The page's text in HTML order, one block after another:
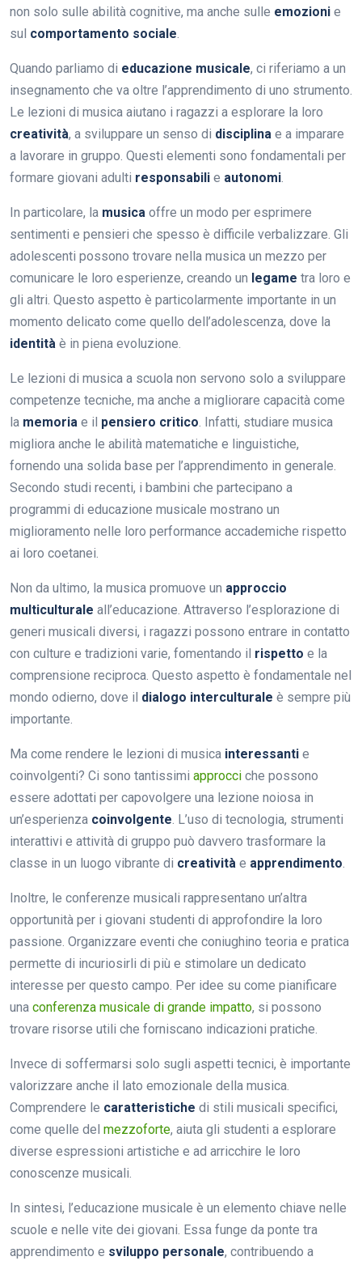
non solo sulle abilità cognitive, ma anche sulle emozioni e
sul comportamento sociale.
Quando parliamo di educazione musicale, ci riferiamo a un
insegnamento che va oltre l’apprendimento di uno strumento.
Le lezioni di musica aiutano i ragazzi a esplorare la loro
creatività, a sviluppare un senso di disciplina e a imparare
a lavorare in gruppo. Questi elementi sono fondamentali per
formare giovani adulti responsabili e autonomi.
In particolare, la musica offre un modo per esprimere
sentimenti e pensieri che spesso è difficile verbalizzare. Gli
adolescenti possono trovare nella musica un mezzo per
comunicare le loro esperienze, creando un legame tra loro e
gli altri. Questo aspetto è particolarmente importante in un
momento delicato come quello dell’adolescenza, dove la
identità è in piena evoluzione.
Le lezioni di musica a scuola non servono solo a sviluppare
competenze tecniche, ma anche a migliorare capacità come
la memoria e il pensiero critico. Infatti, studiare musica
migliora anche le abilità matematiche e linguistiche,
fornendo una solida base per l’apprendimento in generale.
Secondo studi recenti, i bambini che partecipano a
programmi di educazione musicale mostrano un
miglioramento nelle loro performance accademiche rispetto
ai loro coetanei.
Non da ultimo, la musica promuove un approccio
multiculturale all’educazione. Attraverso l’esplorazione di
generi musicali diversi, i ragazzi possono entrare in contatto
con culture e tradizioni varie, fomentando il rispetto e la
comprensione reciproca. Questo aspetto è fondamentale nel
mondo odierno, dove il dialogo interculturale è sempre più
importante.
Ma come rendere le lezioni di musica interessanti e
coinvolgenti? Ci sono tantissimi approcci che possono
essere adottati per capovolgere una lezione noiosa in
un’esperienza coinvolgente. L’uso di tecnologia, strumenti
interattivi e attività di gruppo può davvero trasformare la
classe in un luogo vibrante di creatività e apprendimento.
Inoltre, le conferenze musicali rappresentano un’altra
opportunità per i giovani studenti di approfondire la loro
passione. Organizzare eventi che coniughino teoria e pratica
permette di incuriosirli di più e stimolare un dedicato
interesse per questo campo. Per idee su come pianificare
una conferenza musicale di grande impatto, si possono
trovare risorse utili che forniscano indicazioni pratiche.
Invece di soffermarsi solo sugli aspetti tecnici, è importante
valorizzare anche il lato emozionale della musica.
Comprendere le caratteristiche di stili musicali specifici,
come quelle del mezzoforte, aiuta gli studenti a esplorare
diverse espressioni artistiche e ad arricchire le loro
conoscenze musicali.
In sintesi, l’educazione musicale è un elemento chiave nelle
scuole e nelle vite dei giovani. Essa funge da ponte tra
apprendimento e sviluppo personale, contribuendo a